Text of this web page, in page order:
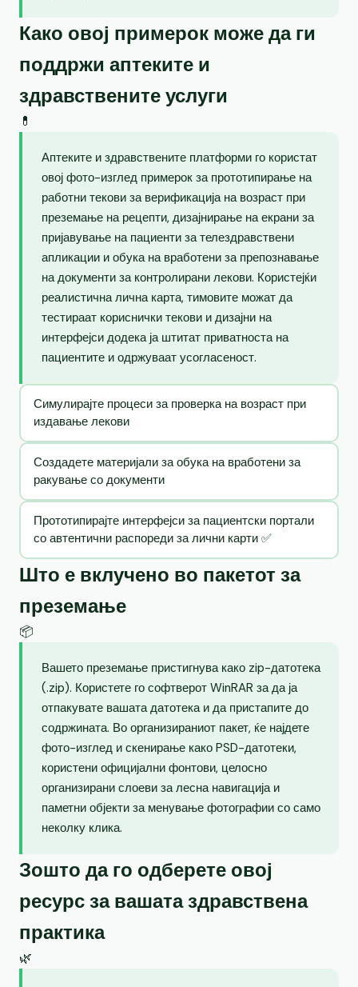
Како овој примерок може да ги
поддржи аптеките и
здравствените услуги
💊
Аптеките и здравствените платформи го користат
овој фото-изглед примерок за прототипирање на
работни текови за верификација на возраст при
преземање на рецепти, дизајнирање на екрани за
пријавување на пациенти за телездравствени
апликации и обука на вработени за препознавање
на документи за контролирани лекови. Користејќи
реалистична лична карта, тимовите можат да
тестираат кориснички текови и дизајни на
интерфејси додека ја штитат приватноста на
пациентите и одржуваат усогласеност.
Симулирајте процеси за проверка на возраст при
издавање лекови
Создадете материјали за обука на вработени за
ракување со документи
Прототипирајте интерфејси за пациентски портали
со автентични распореди за лични карти ✅
Што е вклучено во пакетот за
преземање
📦
Вашето преземање пристигнува како zip-датотека
(.zip). Користете го софтверот WinRAR за да ја
отпакувате вашата датотека и да пристапите до
содржината. Во организираниот пакет, ќе најдете
фото-изглед и скенирање како PSD-датотеки,
користени официјални фонтови, целосно
организирани слоеви за лесна навигација и
паметни објекти за менување фотографии со само
неколку клика.
Зошто да го одберете овој
ресурс за вашата здравствена
практика
🌿